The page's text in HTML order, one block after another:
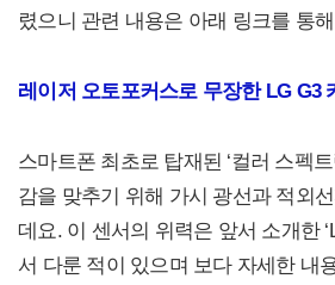
렸으니 관련 내용은 아래 링크를 통
레이저 오토포커스로 무장한 LG G3
스마트폰 최초로 탑재된 ‘컬러 스펙
감을 맞추기 위해 가시 광선과 적외
데요. 이 센서의 위력은 앞서 소개한
서 다룬 적이 있으며 보다 자세한 내